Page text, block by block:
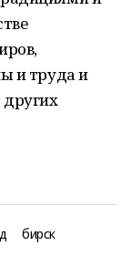
и труда и
других
бирск